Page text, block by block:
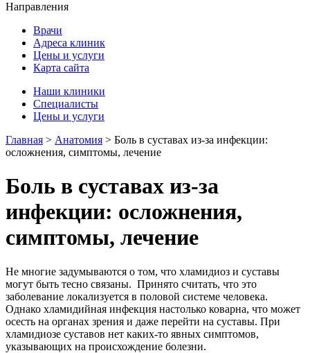
Направления
Врачи
Адреса клиник
Цены и услуги
Карта сайта
Наши клиники
Специалисты
Цены и услуги
Главная > Анатомия > Боль в суставах из-за инфекции:
осложнения, симптомы, лечение
Боль в суставах из-за
инфекции: осложнения,
симптомы, лечение
Не многие задумываются о том, что хламидиоз и суставы
могут быть тесно связаны. Принято считать, что это
заболевание локализуется в половой системе человека.
Однако хламидийная инфекция настолько коварна, что может
осесть на органах зрения и даже перейти на суставы. При
хламидиозе суставов нет каких-то явных симптомов,
указывающих на происхождение болезни.